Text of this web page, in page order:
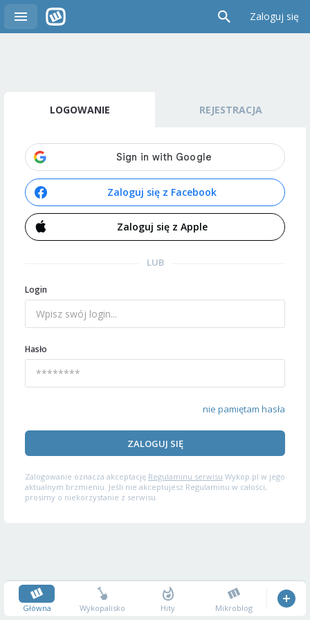
Zaloguj się
LOGOWANIE REJESTRACJA
Zaloguj się z Facebook
Zaloguj się z Apple
LUB
Login
Hasło
nie pamiętam hasła
ZALOGUJ SIĘ
Zalogowanie oznacza akceptację Regulaminu serwisu Wykop.pl w jego
aktualnym brzmieniu. Jeśli nie akceptujesz Regulaminu w całości,
prosimy o niekorzystanie z serwisu.
Główna Wykopalisko Hity Mikroblog